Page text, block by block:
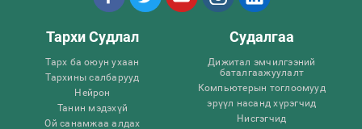
Тархи Судлал
Тарх ба оюун ухаан
Тархины салбарууд
Нейрон
Танин мэдэхүй
Ой санамжаа алдах
Судалгаа
Дижитал эмчилгээний
баталгаажуулалт
Компьютерын тоглоомууд
эрүүл насанд хүрэгчид
Нисгэгчид